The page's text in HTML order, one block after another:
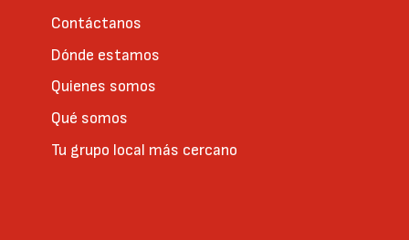
Contáctanos
Dónde estamos
Quienes somos
Qué somos
Tu grupo local más cercano